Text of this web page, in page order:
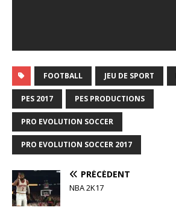
FOOTBALL JEU DE SPORT
PES 2017 PES PRODUCTIONS
PRO EVOLUTION SOCCER
PRO EVOLUTION SOCCER 2017
PRÉCÉDENT
NBA 2K17